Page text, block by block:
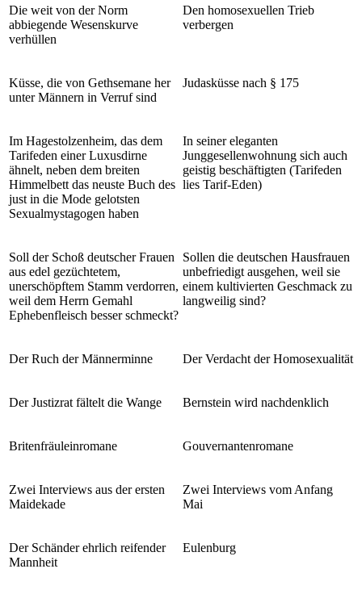
Die weit von der Norm
abbiegende Wesenskurve
verhüllen
Den homosexuellen Trieb
verbergen
Küsse, die von Gethsemane her
unter Männern in Verruf sind
Judasküsse nach § 175
Im Hagestolzenheim, das dem
Tarifeden einer Luxusdirne
ähnelt, neben dem breiten
Himmelbett das neuste Buch des
just in die Mode gelotsten
Sexualmystagogen haben
In seiner eleganten
Junggesellenwohnung sich auch
geistig beschäftigten (Tarifeden
lies Tarif-Eden)
Soll der Schoß deutscher Frauen
aus edel gezüchtetem,
unerschöpftem Stamm verdorren,
weil dem Herrn Gemahl
Ephebenfleisch besser schmeckt?
Sollen die deutschen Hausfrauen
unbefriedigt ausgehen, weil sie
einem kultivierten Geschmack zu
langweilig sind?
Der Ruch der Männerminne Der Verdacht der Homosexualität
Der Justizrat fältelt die Wange Bernstein wird nachdenklich
Britenfräuleinromane Gouvernantenromane
Zwei Interviews aus der ersten
Maidekade
Zwei Interviews vom Anfang
Mai
Der Schänder ehrlich reifender
Mannheit
Eulenburg